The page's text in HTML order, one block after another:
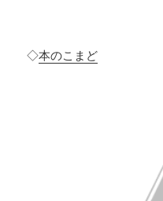
◇本のこまど